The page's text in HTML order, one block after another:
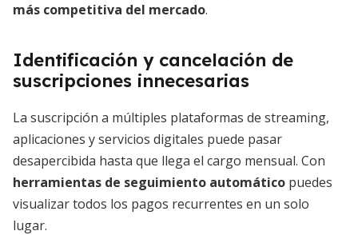
más competitiva del mercado.
Identificación y cancelación de
suscripciones innecesarias
La suscripción a múltiples plataformas de streaming,
aplicaciones y servicios digitales puede pasar
desapercibida hasta que llega el cargo mensual. Con
herramientas de seguimiento automático puedes
visualizar todos los pagos recurrentes en un solo
lugar.